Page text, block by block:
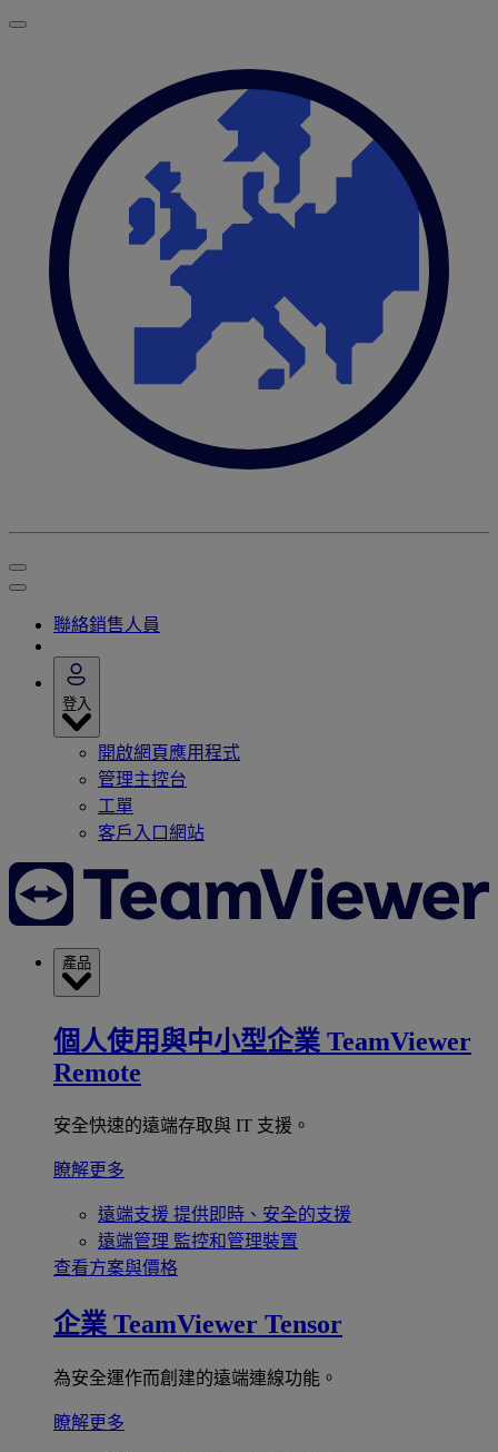
聯絡銷售人員
登入
開啟網頁應用程式
管理主控台
工單
客戶入口網站
產品
個人使用與中小型企業 TeamViewer
Remote
安全快速的遠端存取與 IT 支援。
瞭解更多
遠端支援 提供即時、安全的支援
遠端管理 監控和管理裝置
查看方案與價格
企業 TeamViewer Tensor
為安全運作而創建的遠端連線功能。
瞭解更多